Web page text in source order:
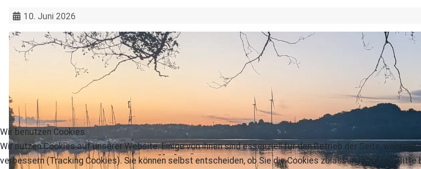
10. Juni 2026
Wir benutzen Cookies
Wir nutzen Cookies auf unserer Website. Einige von ihnen sind essenziell für den Betrieb der Seite,
verbessern (Tracking Cookies). Sie können selbst entscheiden, ob Sie die Cookies zulassen möchten.